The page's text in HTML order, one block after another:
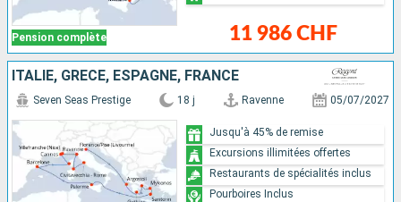
Pension complète 11 986 CHF
ITALIE, GRÈCE, ESPAGNE, FRANCE
Seven Seas Prestige 18 j Ravenne 05/07/2027
Jusqu'à 45% de remise
Excursions illimitées offertes
Restaurants de spécialités inclus
Pourboires Inclus